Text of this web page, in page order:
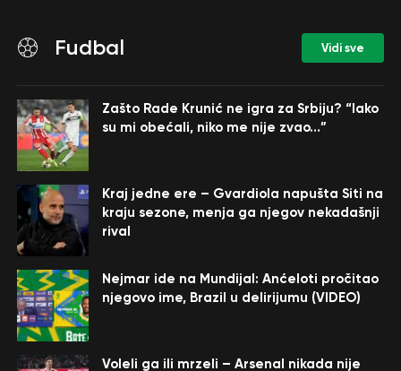
Fudbal Vidi sve
Zašto Rade Krunić ne igra za Srbiju? “Iako
su mi obećali, niko me nije zvao…”
Kraj jedne ere – Gvardiola napušta Siti na
kraju sezone, menja ga njegov nekadašnji
rival
Nejmar ide na Mundijal: Anćeloti pročitao
njegovo ime, Brazil u delirijumu (VIDEO)
Voleli ga ili mrzeli – Arsenal nikada nije